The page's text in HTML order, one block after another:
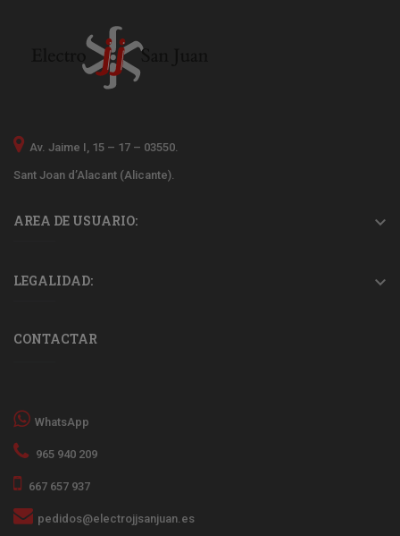
Av. Jaime I, 15 – 17 – 03550.
Sant Joan d’Alacant (Alicante).
AREA DE USUARIO: 
LEGALIDAD: 
CONTACTAR
WhatsApp
965 940 209
667 657 937
pedidos@electrojjsanjuan.es